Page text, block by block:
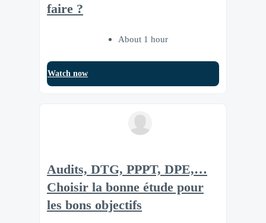
faire ?
About 1 hour
Watch now
Audits, DTG, PPPT, DPE,…
Choisir la bonne étude pour
les bons objectifs